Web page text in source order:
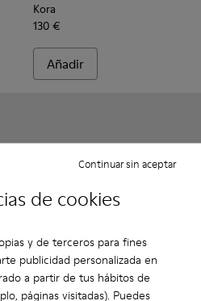
de cookies
y de terceros para fines
publicidad personalizada en
a partir de tus hábitos de
páginas visitadas). Puedes
Continuar sin aceptar
Kora
130 €
Añadir